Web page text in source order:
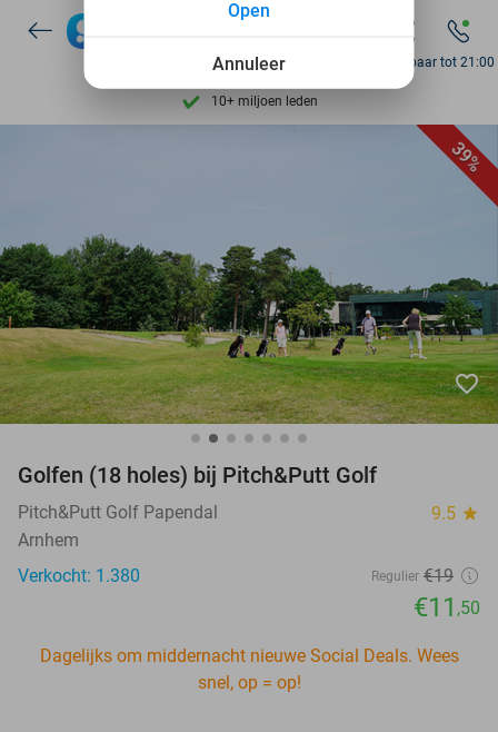
7 dagen per week beschikbaar
10+ miljoen leden
9,4 op basis van
Bereikbaar tot 21:00
39%
favorite_border
Golfen (18 holes) bij Pitch&Putt Golf
Pitch&Putt Golf Papendal 9.5 star
Arnhem
Verkocht: 1.380
Regulier €19
€11 ,50
Dagelijks om middernacht nieuwe Social Deals. Wees
snel, op = op!
Annuleer
Open